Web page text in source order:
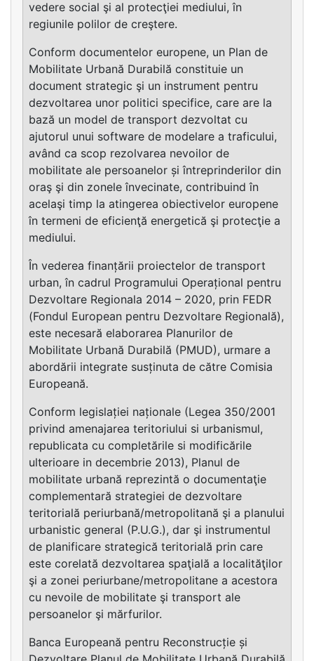
vedere social şi al protecţiei mediului, în
regiunile polilor de creştere.
Conform documentelor europene, un Plan de
Mobilitate Urbană Durabilă constituie un
document strategic şi un instrument pentru
dezvoltarea unor politici specifice, care are la
bază un model de transport dezvoltat cu
ajutorul unui software de modelare a traficului,
având ca scop rezolvarea nevoilor de
mobilitate ale persoanelor și întreprinderilor din
oraş şi din zonele învecinate, contribuind în
acelaşi timp la atingerea obiectivelor europene
în termeni de eficienţă energetică şi protecţie a
mediului.
În vederea finanțării proiectelor de transport
urban, în cadrul Programului Operațional pentru
Dezvoltare Regionala 2014 – 2020, prin FEDR
(Fondul European pentru Dezvoltare Regională),
este necesară elaborarea Planurilor de
Mobilitate Urbană Durabilă (PMUD), urmare a
abordării integrate susținuta de către Comisia
Europeană.
Conform legislației naționale (Legea 350/2001
privind amenajarea teritoriului si urbanismul,
republicata cu completările si modificările
ulterioare in decembrie 2013), Planul de
mobilitate urbană reprezintă o documentaţie
complementară strategiei de dezvoltare
teritorială periurbană/metropolitană şi a planului
urbanistic general (P.U.G.), dar şi instrumentul
de planificare strategică teritorială prin care
este corelată dezvoltarea spaţială a localităţilor
şi a zonei periurbane/metropolitane a acestora
cu nevoile de mobilitate şi transport ale
persoanelor şi mărfurilor.
Banca Europeană pentru Reconstrucție și